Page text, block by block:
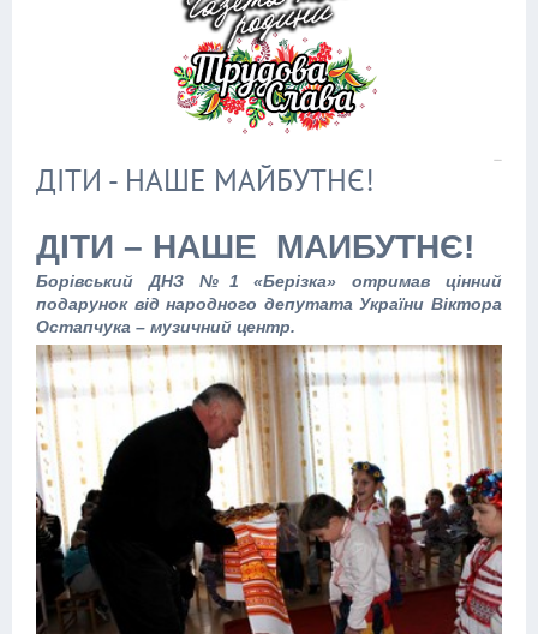
ДІТИ - НАШЕ МАЙБУТНЄ!
ДІТИ – НАШЕ МАЙБУТНЄ!
Борівський ДНЗ №1 «Берізка» отримав цінний
подарунок від народного депутата України Віктора
Остапчука – музичний центр.